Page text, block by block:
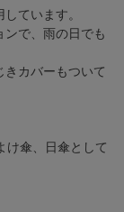
ています。
で、雨の日でも
カバーもついて
け傘、日傘として